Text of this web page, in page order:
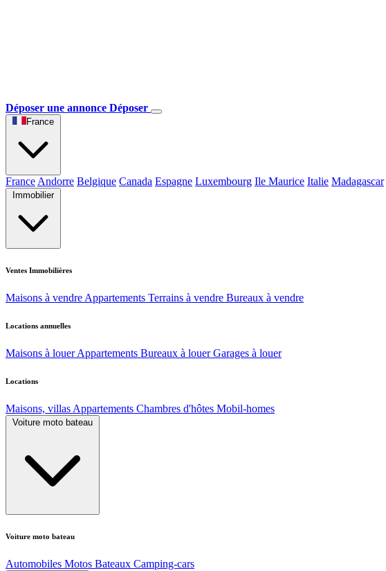
Déposer une annonce Déposer
France
France Andorre Belgique Canada Espagne Luxembourg Ile Maurice Italie Madagascar
Immobilier
Ventes Immobilières
Maisons à vendre Appartements Terrains à vendre Bureaux à vendre
Locations annuelles
Maisons à louer Appartements Bureaux à louer Garages à louer
Locations
Maisons, villas Appartements Chambres d'hôtes Mobil-homes
Voiture moto bateau
Voiture moto bateau
Automobiles Motos Bateaux Camping-cars